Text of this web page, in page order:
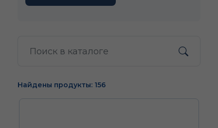
Найдены продукты: 156